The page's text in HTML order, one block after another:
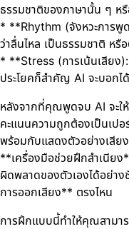
ธรรมชาติของภาษานั้น ๆ หรื
* **Rhythm (จังหวะการพู
ว่าลื่นไหล เป็นธรรมชาติ หรื
* **Stress (การเน้นเสียง
ประโยคก็สำคัญ AI จะบอก
หลังจากที่คุณพูดจบ AI จะใ
คะแนนความถูกต้องเป็นเปอ
พร้อมกับแสดงตัวอย่างเสี
**เครื่องมือช่วยฝึกสำเนีย
ผิดพลาดของตัวเองได้อย่า
การออกเสียง** ตรงไหน
การฝึกแบบนี้ทำให้คุณสามา